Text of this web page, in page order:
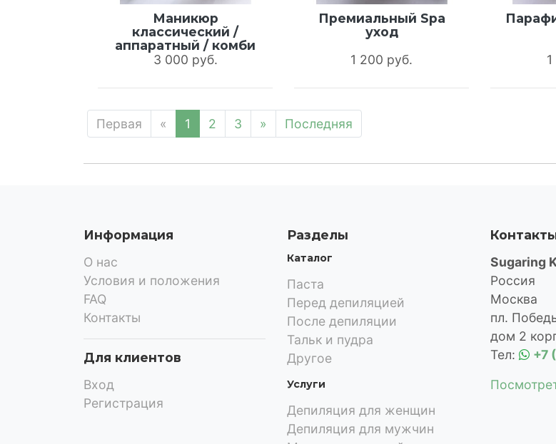
Маникюр
классический /
аппаратный / комби
3 000 руб.
Премиальный Spa
уход
1 200 руб.
Первая « 1 2 3 » Последняя
Информация
О нас
Условия и положения
FAQ
Контакты
Для клиентов
Вход
Регистрация
Разделы
Каталог
Паста
Перед депиляцией
После депиляции
Тальк и пудра
Другое
Услуги
Депиляция для женщин
Депиляция для мужчин
Sugaring
Россия
Москва
пл.
дом 2
Тел:
+7